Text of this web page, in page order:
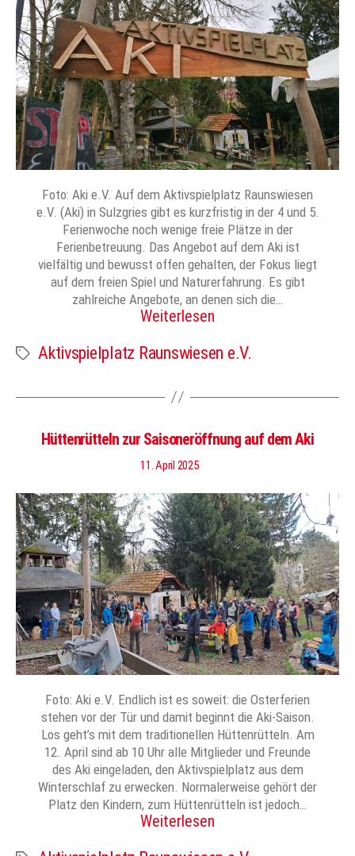
Foto: Aki e.V. Auf dem Aktivspielplatz Raunswiesen
e.V. (Aki) in Sulzgries gibt es kurzfristig in der 4 und 5.
Ferienwoche noch wenige freie Plätze in der
Ferienbetreuung. Das Angebot auf dem Aki ist
vielfältig und bewusst offen gehalten, der Fokus liegt
auf dem freien Spiel und Naturerfahrung. Es gibt
zahlreiche Angebote, an denen sich die…
Weiterlesen
Schlagwörter
Aktivspielplatz Raunswiesen e.V.
Hüttenrütteln zur Saisoneröffnung auf dem Aki
11. April 2025
Foto: Aki e.V. Endlich ist es soweit: die Osterferien
stehen vor der Tür und damit beginnt die Aki-Saison.
Los geht’s mit dem traditionellen Hüttenrütteln. Am
12. April sind ab 10 Uhr alle Mitglieder und Freunde
des Aki eingeladen, den Aktivspielplatz aus dem
Winterschlaf zu erwecken. Normalerweise gehört der
Platz den Kindern, zum Hüttenrütteln ist jedoch…
Weiterlesen